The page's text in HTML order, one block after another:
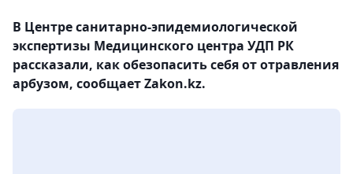
В Центре санитарно-эпидемиологической
экспертизы Медицинского центра УДП РК
рассказали, как обезопасить себя от отравления
арбузом, сообщает Zakon.kz.